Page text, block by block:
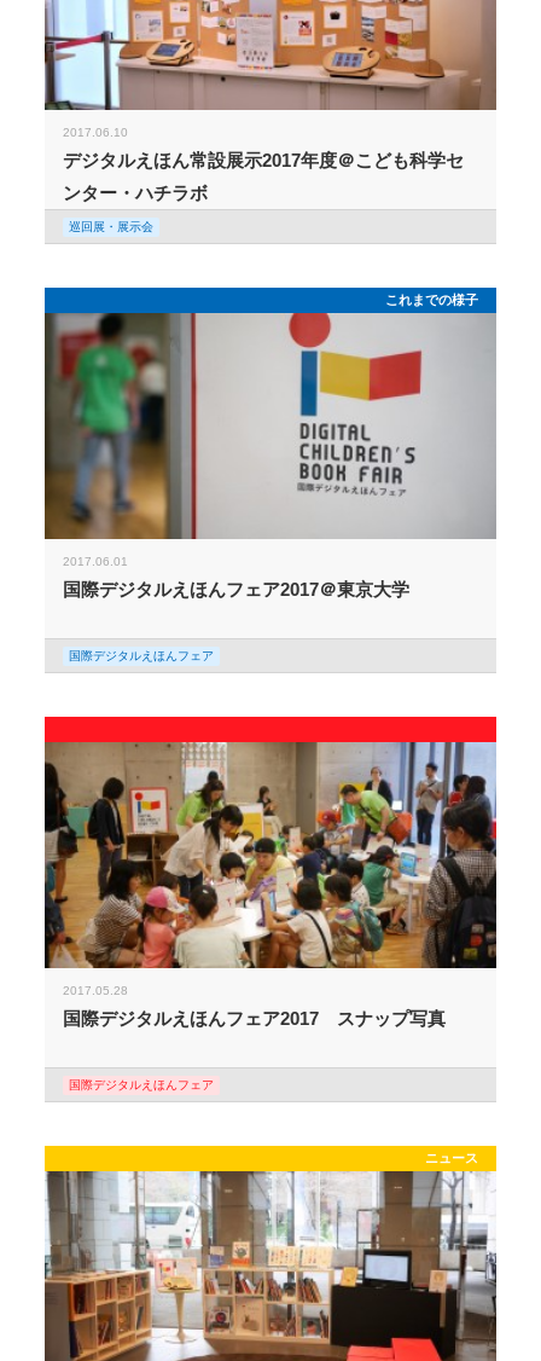
2017.06.10
デジタルえほん常設展示2017年度＠こども科学セ
ンター・ハチラボ
巡回展・展示会
これまでの様子
2017.06.01
国際デジタルえほんフェア2017＠東京大学
国際デジタルえほんフェア
2017.05.28
国際デジタルえほんフェア2017 スナップ写真
国際デジタルえほんフェア
ニュース